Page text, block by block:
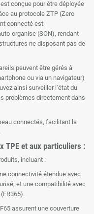
conçue pour être déployée
au protocole ZTP (Zero
connecté est
organise (SON), rendant
ne disposant pas de
peuvent être gérés à
ou via un navigateur)
ainsi surveiller l’état du
problèmes directement dans
connectés, facilitant la
TPE et aux particuliers :
incluant :
connectivité étendue avec
et une compatibilité avec
assurent une couverture